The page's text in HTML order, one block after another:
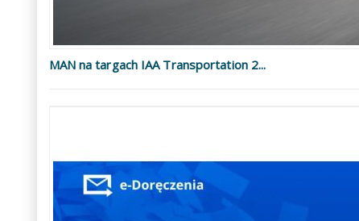
MAN na targach IAA Transportation 2...